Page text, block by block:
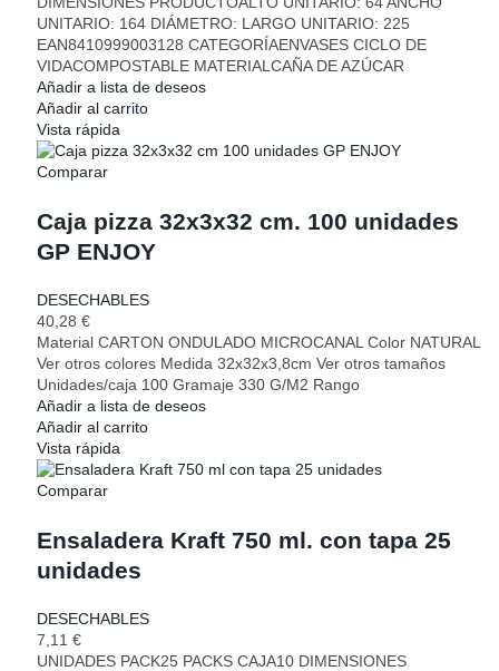
UNITARIO: 164 DIÁMETRO: LARGO UNITARIO: 225
EAN8410999003128 CATEGORÍAENVASES CICLO DE
VIDACOMPOSTABLE MATERIALCAÑA DE AZÚCAR
Añadir a lista de deseos
Añadir al carrito
Vista rápida
Comparar
Caja pizza 32x3x32 cm. 100 unidades
GP ENJOY
DESECHABLES
40,28 €
Material CARTON ONDULADO MICROCANAL Color NATURAL
Ver otros colores Medida 32x32x3,8cm Ver otros tamaños
Unidades/caja 100 Gramaje 330 G/M2 Rango
Añadir a lista de deseos
Añadir al carrito
Vista rápida
Comparar
Ensaladera Kraft 750 ml. con tapa 25
unidades
DESECHABLES
7,11 €
UNIDADES PACK25 PACKS CAJA10 DIMENSIONES